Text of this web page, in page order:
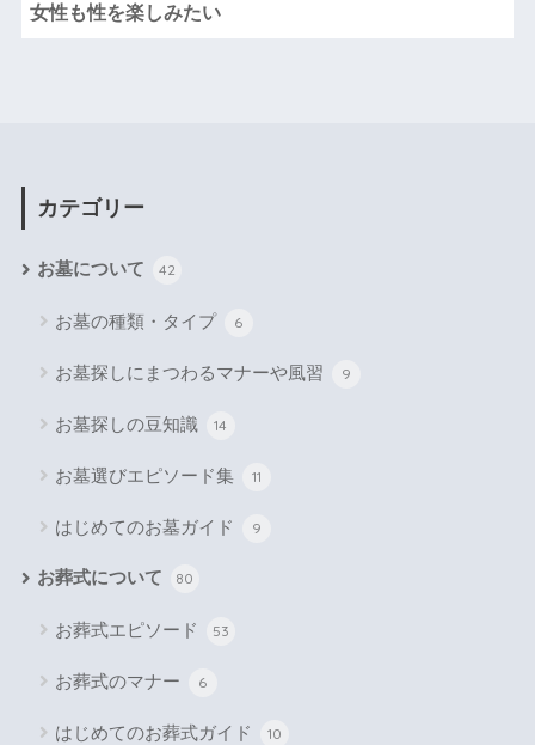
女性も性を楽しみたい
カテゴリー
お墓について 42
お墓の種類・タイプ 6
お墓探しにまつわるマナーや風習 9
お墓探しの豆知識 14
お墓選びエピソード集 11
はじめてのお墓ガイド 9
お葬式について 80
お葬式エピソード 53
お葬式のマナー 6
はじめてのお葬式ガイド 10